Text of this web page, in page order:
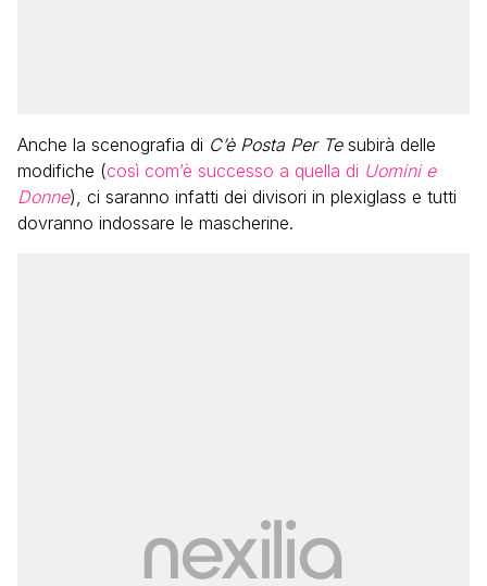
Anche la scenografia di C’è Posta Per Tesubirà delle
modifiche (così com’è successo a quella di Uomini e
Donne), ci saranno infatti dei divisori in plexiglass e tutti
dovranno indossare le mascherine.